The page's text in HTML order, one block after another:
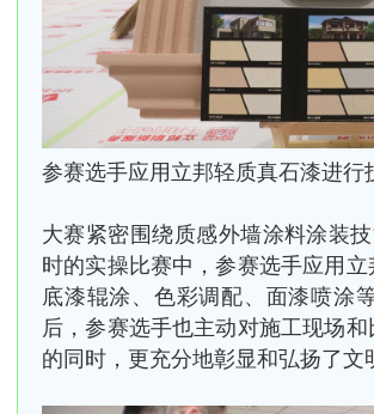
参赛选手应用立邦轻质真石漆进行
大赛紧密围绕质感外墙涂料涂装
时的实操比赛中，参赛选手应用
底漆辊涂、色彩调配、面漆喷涂
后，参赛选手也主动对施工现场
的同时，更充分地彰显和弘扬了